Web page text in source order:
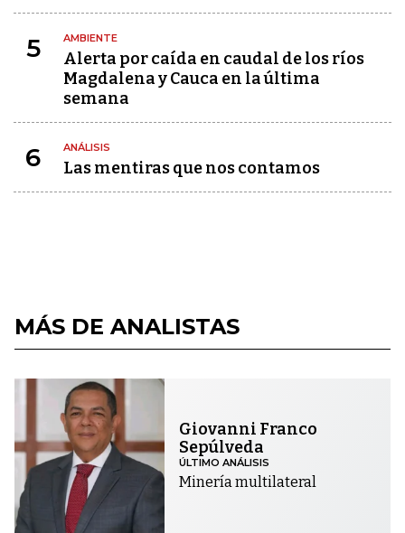
5 AMBIENTE
Alerta por caída en caudal de los ríos
Magdalena y Cauca en la última
semana
6 ANÁLISIS
Las mentiras que nos contamos
MÁS DE ANALISTAS
Giovanni Franco
Sepúlveda
ÚLTIMO ANÁLISIS
Minería multilateral